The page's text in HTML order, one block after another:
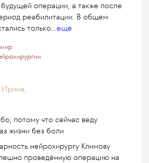
будущей операции, а также после
реабилитации. В общем
только...ещё
Ирина,
потому что сейчас веду
жизни без боли
нейрохирургу Климову
проведённую операцию на